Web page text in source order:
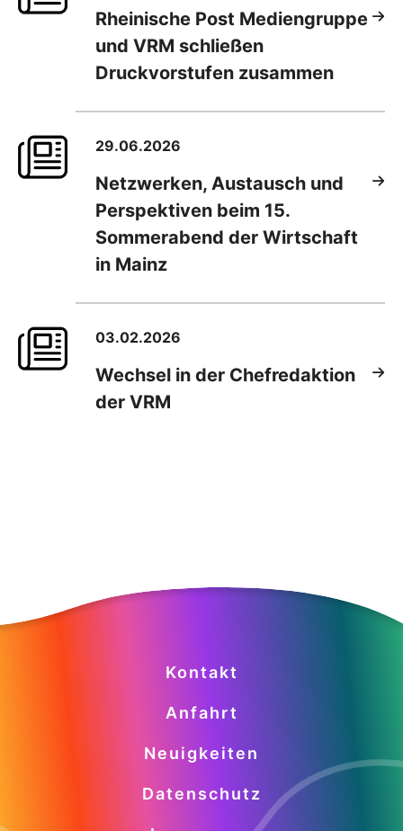
Rheinische Post Mediengruppe
und VRM schließen
Druckvorstufen zusammen
29.06.2026
Netzwerken, Austausch und
Perspektiven beim 15.
Sommerabend der Wirtschaft
in Mainz
03.02.2026
Wechsel in der Chefredaktion
der VRM
Kontakt
Anfahrt
Neuigkeiten
Datenschutz